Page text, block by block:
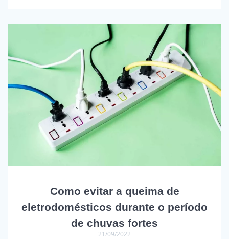
Como evitar a queima de
eletrodomésticos durante o período
de chuvas fortes
21/09/2022